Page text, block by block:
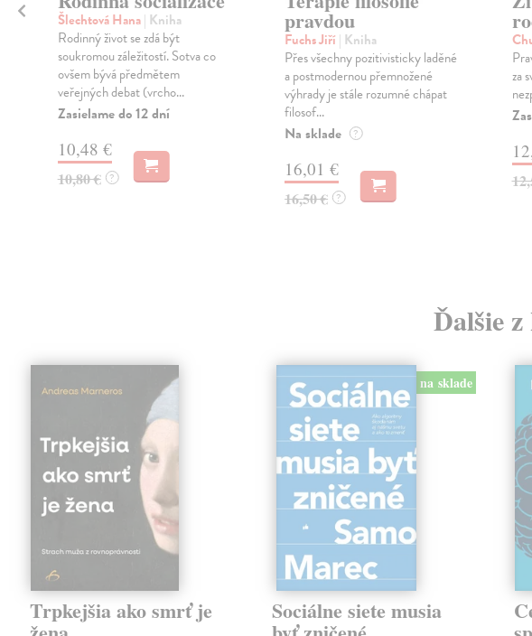
Šlechtová Hana| Kniha
Rodinný život se zdá být
soukromou záležitostí. Sotva co
ovšem bývá předmětem
veřejných debat (vrcho...
Zasielame do 12 dní
10,48 €
10,80 € ?
pravdou
Fuchs Jiří | Kniha
Přes všechny pozitivisticky laděné
a postmodernou přemnožené
výhrady je stále rozumné chápat
filosof...
Na sklade ?
16,01 €
16,50 € ?
za
Ďalšie
Trpkejšia ako smrť je
na sklade
Sociálne siete musia